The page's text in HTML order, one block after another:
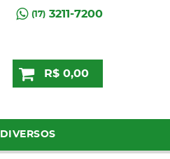
(17)3211-7200
R$ 0,00
DIVERSOS